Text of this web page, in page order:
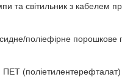
та світильник з кабелем
поліефірне порошкове
ПЕТ (поліетилентерефталат)